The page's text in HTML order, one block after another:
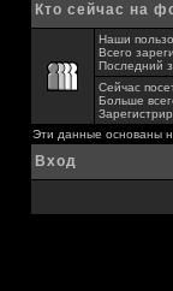
Кто сейчас на
Наши
Всего
Последний
Сейчас
Больше
Эти данные основаны
Вход